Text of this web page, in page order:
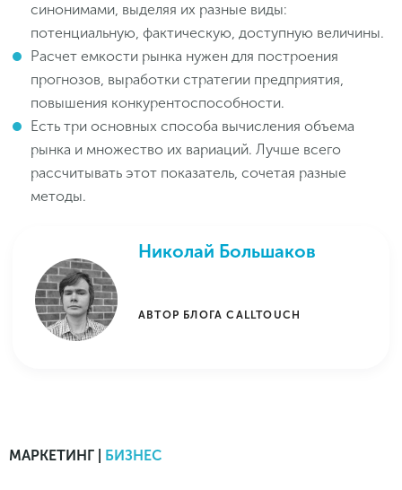
синонимами, выделяя их разные виды:
потенциальную, фактическую, доступную величины.
Расчет емкости рынка нужен для построения
прогнозов, выработки стратегии предприятия,
повышения конкурентоспособности.
Есть три основных способа вычисления объема
рынка и множество их вариаций. Лучше всего
рассчитывать этот показатель, сочетая разные
методы.
Николай Большаков
АВТОР БЛОГА CALLTOUCH
МАРКЕТИНГ | БИЗНЕС